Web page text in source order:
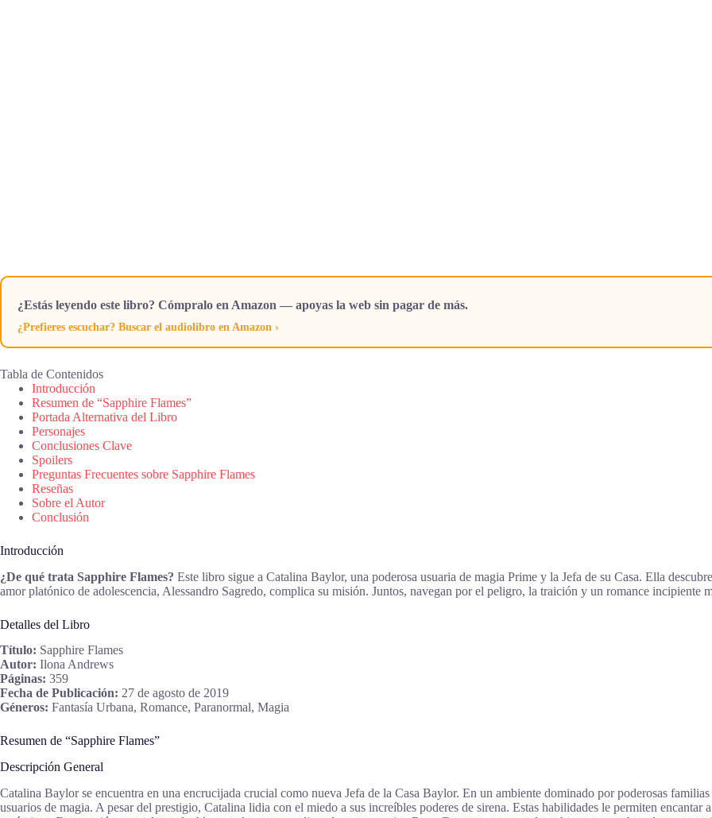
¿Estás leyendo este libro? Cómpralo en Amazon — apoyas la web sin pagar de más.
¿Prefieres escuchar? Buscar el audiolibro en Amazon ›
Tabla de Contenidos
Introducción
Resumen de “Sapphire Flames”
Portada Alternativa del Libro
Personajes
Conclusiones Clave
Spoilers
Preguntas Frecuentes sobre Sapphire Flames
Reseñas
Sobre el Autor
Conclusión
Introducción
¿De qué trata Sapphire Flames? Este libro sigue a Catalina Baylor, una poderosa usuaria de magia Prime y la Jefa de su Casa. Ella
amor platónico de adolescencia, Alessandro Sagredo, complica su misión. Juntos, navegan por el peligro, la traición y un romance incipiente
Detalles del Libro
Título: Sapphire Flames
Autor: Ilona Andrews
Páginas: 359
Fecha de Publicación: 27 de agosto de 2019
Géneros: Fantasía Urbana, Romance, Paranormal, Magia
Resumen de “Sapphire Flames”
Descripción General
Catalina Baylor se encuentra en una encrucijada crucial como nueva Jefa de la Casa Baylor. En un ambiente dominado por poderosas
usuarios de magia. A pesar del prestigio, Catalina lidia con el miedo a sus increíbles poderes de sirena. Estas habilidades le permiten